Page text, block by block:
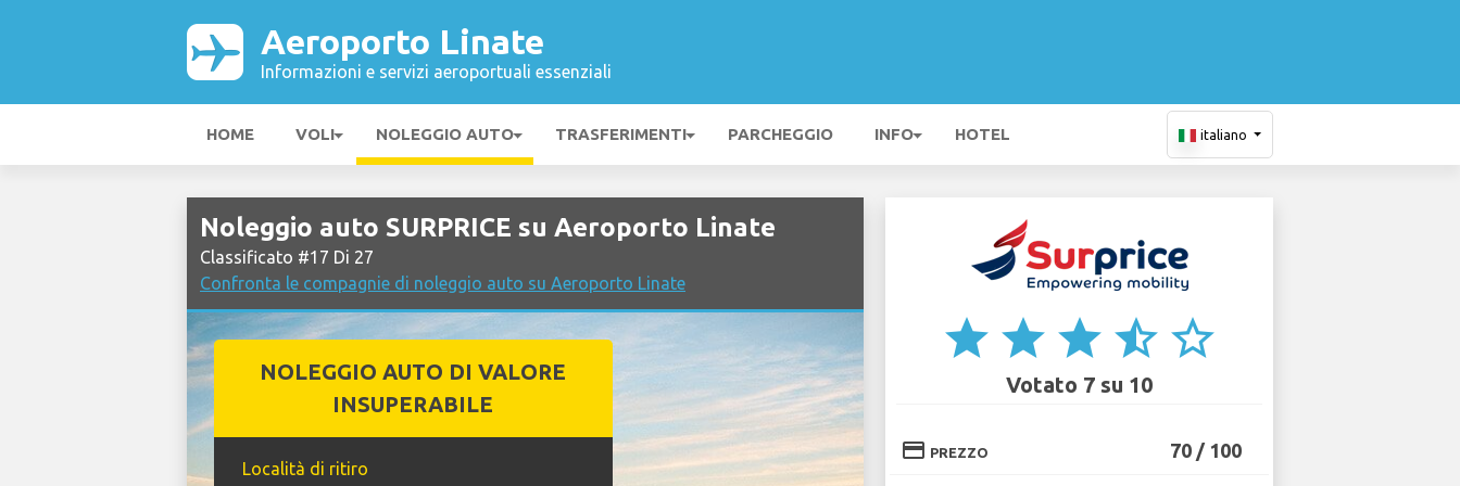
Aeroporto Linate
Informazioni e servizi aeroportuali essenziali
HOME VOLI NOLEGGIO AUTO TRASFERIMENTI PARCHEGGIO INFO HOTEL italiano
Noleggio auto SURPRICE su Aeroporto Linate
Classificato #17 Di 27
Confronta le compagnie di noleggio auto su Aeroporto Linate
NOLEGGIO AUTO DI VALORE
INSUPERABILE
Località di ritiro
star star star star_half star_border
Votato 7 su 10
credit_card PREZZO 70 / 100